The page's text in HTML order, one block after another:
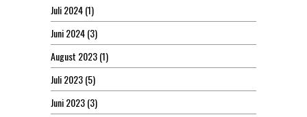
Juli 2024(1)
Juni 2024(3)
August 2023(1)
Juli 2023(5)
Juni 2023(3)